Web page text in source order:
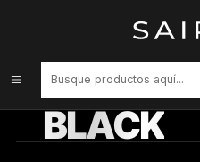
ACONDICIONADOR JOICO
BLACK